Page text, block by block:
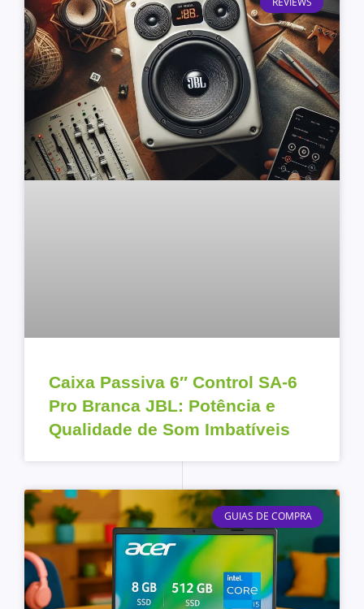
Caixa Passiva 6″ Control SA-6
Pro Branca JBL: Potência e
Qualidade de Som Imbatíveis
GUIAS DE COMPRA